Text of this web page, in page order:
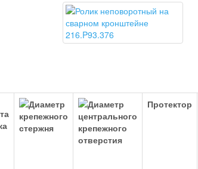
Протектор